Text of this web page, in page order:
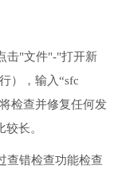
击"文件"-"打开新
），输入“sfc
检查并修复任何发
长。
查错检查功能检查